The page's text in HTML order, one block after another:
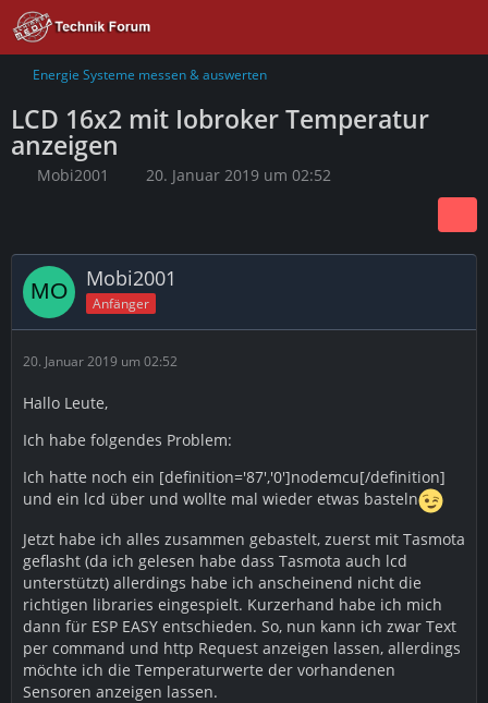
Energie Systeme messen & auswerten
LCD 16x2 mit Iobroker Temperatur
anzeigen
Mobi2001 20. Januar 2019 um 02:52
Mobi2001
Anfänger
20. Januar 2019 um 02:52
Hallo Leute,
Ich habe folgendes Problem:
Ich hatte noch ein [definition='87','0']nodemcu[/definition]
und ein lcd über und wollte mal wieder etwas basteln
Jetzt habe ich alles zusammen gebastelt, zuerst mit Tasmota
geflasht (da ich gelesen habe dass Tasmota auch lcd
unterstützt) allerdings habe ich anscheinend nicht die
richtigen libraries eingespielt. Kurzerhand habe ich mich
dann für ESP EASY entschieden. So, nun kann ich zwar Text
per command und http Request anzeigen lassen, allerdings
möchte ich die Temperaturwerte der vorhandenen
Sensoren anzeigen lassen.